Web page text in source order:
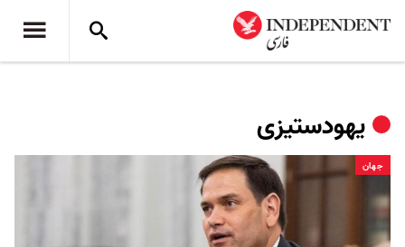
یهودستیزی
جهان